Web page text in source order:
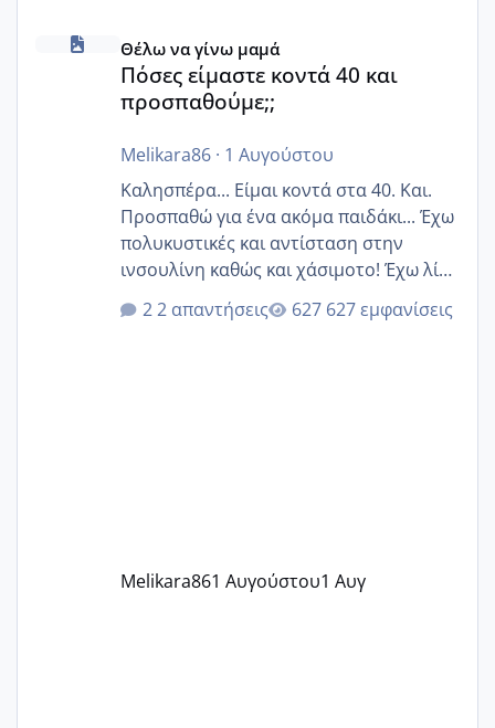
Πόσες είμαστε κοντά 40 και προσπαθούμε;;
Θέλω να γίνω μαμά
Πόσες είμαστε κοντά 40 και
προσπαθούμε;;
Melikara86· 1 Αυγούστου
Καλησπέρα... Είμαι κοντά στα 40. Και.
Προσπαθώ για ένα ακόμα παιδάκι... Έχω
πολυκυστικές και αντίσταση στην
ινσουλίνη καθώς και χάσιμοτο! Έχω λίγα
κιλά παραπάνω και όσο κ αν προσπαθώ
δεν χάνω εύκολα! Προσπαθώ για ακόμη
2 απαντήσεις 627 εμφανίσεις
Melikara861 Αυγούστου1 Αυγ